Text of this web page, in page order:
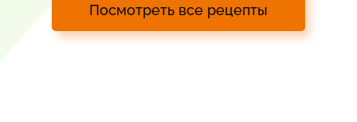
Посмотреть все рецепты